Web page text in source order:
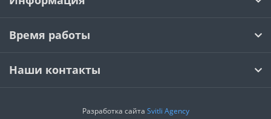
Время работы
Наши контакты
Разработка сайта Svitli Agency